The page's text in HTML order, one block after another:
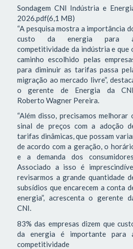
Sondagem CNI Indústria e
2026.pdf(6,1 MB)
“A pesquisa mostra a importância
custo da energia para
competitividade da indústria e que
caminho escolhido pelas
para diminuir as tarifas passa
migração ao mercado livre”,
o gerente de Energia da
Roberto Wagner Pereira.
“Além disso, precisamos melhorar
sinal de preços com a adoção
tarifas dinâmicas, que possam
de acordo com a geração, o
e a demanda dos
Associado a isso é
revisarmos a grande quantidade
subsídios que encarecem a conta
energia”, acrescenta o gerente
CNI.
83% das empresas dizem que
da energia é importante para
competitividade